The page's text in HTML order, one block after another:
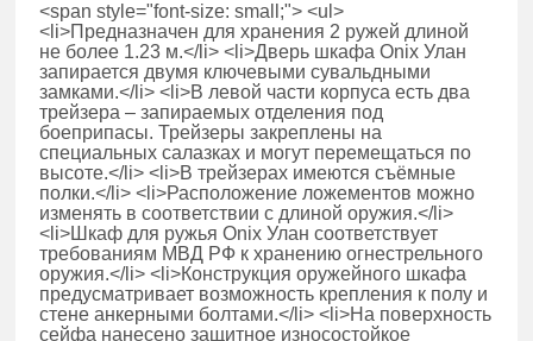
<span style="font-size: small;"> <ul>
<li>Предназначен для хранения 2 ружей длиной
не более 1.23 м.</li> <li>Дверь шкафа Onix Улан
запирается двумя ключевыми сувальдными
замками.</li> <li>В левой части корпуса есть два
трейзера – запираемых отделения под
боеприпасы. Трейзеры закреплены на
специальных салазках и могут перемещаться по
высоте.</li> <li>В трейзерах имеются съёмные
полки.</li> <li>Расположение ложементов можно
изменять в соответствии с длиной оружия.</li>
<li>Шкаф для ружья Onix Улан соответствует
требованиям МВД РФ к хранению огнестрельного
оружия.</li> <li>Конструкция оружейного шкафа
предусматривает возможность крепления к полу и
стене анкерными болтами.</li> <li>На поверхность
сейфа нанесено защитное износостойкое